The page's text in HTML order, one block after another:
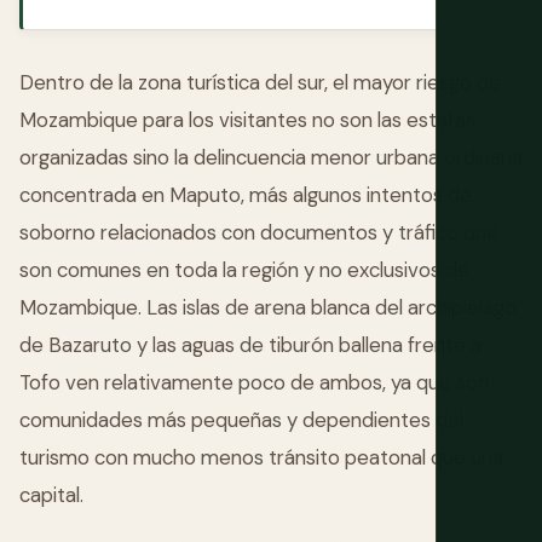
Dentro de la zona turística del sur, el mayor riesgo de
Mozambique para los visitantes no son las estafas
organizadas sino la delincuencia menor urbana ordinaria
concentrada en Maputo, más algunos intentos de
soborno relacionados con documentos y tráfico que
son comunes en toda la región y no exclusivos de
Mozambique. Las islas de arena blanca del archipiélago
de Bazaruto y las aguas de tiburón ballena frente a
Tofo ven relativamente poco de ambos, ya que son
comunidades más pequeñas y dependientes del
turismo con mucho menos tránsito peatonal que una
capital.